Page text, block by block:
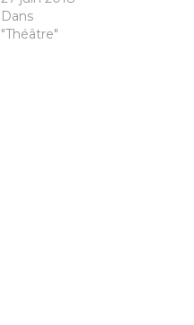
Dans
"Théâtre"